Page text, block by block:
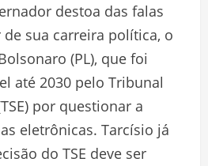
destoa das falas
sua carreira política, o
(PL), que foi
até 2030 pelo Tribunal
por questionar a
eletrônicas. Tarcísio já
do TSE deve ser